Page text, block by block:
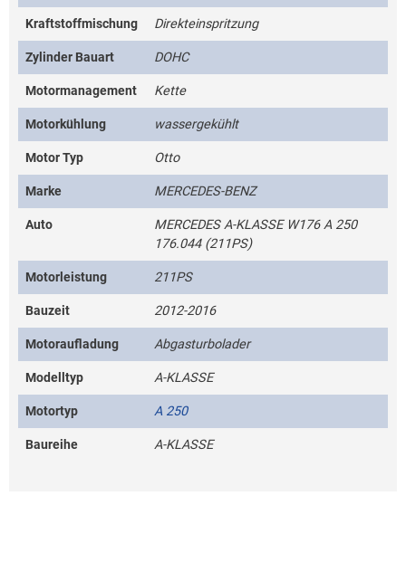
Kraftstoffmischung Direkteinspritzung
Zylinder Bauart DOHC
Motormanagement Kette
Motorkühlung wassergekühlt
Motor Typ Otto
Marke MERCEDES-BENZ
Auto
MERCEDES A-KLASSE W176 A 250
176.044 (211PS)
Motorleistung 211PS
Bauzeit 2012-2016
Motoraufladung Abgasturbolader
Modelltyp A-KLASSE
Motortyp A 250
Baureihe A-KLASSE